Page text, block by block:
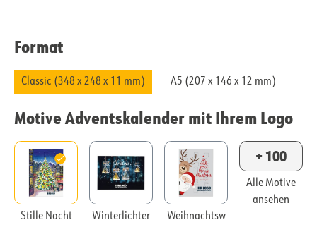
Format
Classic (348 x 248 x 11 mm) A5 (207 x 146 x 12 mm)
Motive Adventskalender mit Ihrem Logo
Stille Nacht Winterlichter
Weihnachtsw
+ 100
Alle Motive
ansehen